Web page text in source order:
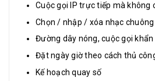
Cuộc gọi IP trực tiếp mà không
Chọn / nhập / xóa nhạc chuông
Đường dây nóng, cuộc gọi khẩn
Đặt ngày giờ theo cách thủ
Kế hoạch quay số